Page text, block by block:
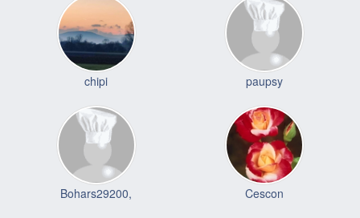
chipi paupsy
Bohars29200, Cescon